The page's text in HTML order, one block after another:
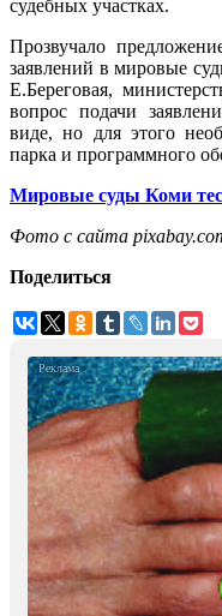
судебных участках.
Прозвучало
заявлений в мировые
Е.Береговая,
вопрос подачи
виде, но для этого
парка и программного
Мировые суды Коми
Фото с сайта
Поделиться